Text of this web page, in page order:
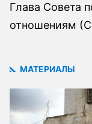
Глава Совета
отношениям
МАТЕРИАЛЫ